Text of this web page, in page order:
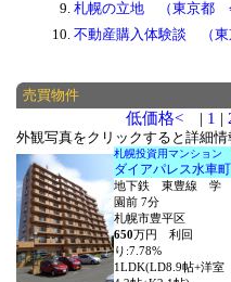
札幌の立地 （東京都
不動産購入体験談 （
売買物件
低価格<| 1 |
外観写真をクリックすると詳細
札幌投資用マンション
ダイアパレス水車町
地下鉄 東豊線 学
園前 7分
札幌市豊平区
650万円 利回
り:7.78%
1LDK(LD8.9帖+洋室